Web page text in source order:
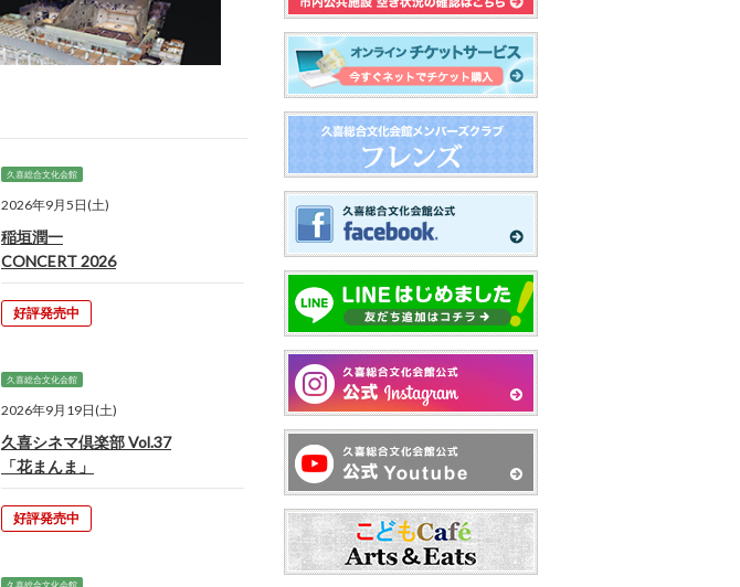
久喜総合文化会館
2026年9月5日(土)
稲垣潤一
CONCERT 2026
好評発売中
久喜総合文化会館
2026年9月19日(土)
久喜シネマ倶楽部 Vol.37
「花まんま」
好評発売中
久喜総合文化会館
2026/4/1 総合案内 菖蒲文化会館
【久喜市菖蒲文化会館】2026年度
休館日・施設抽選のお知らせ
2026/4/1 総合案内 栗橋文化会館
【久喜市栗橋文化会館】2026年度
休館日・施設抽選のお知らせ
2026/1/31
【栗橋文化会館】 諸室での投影や
音楽等の音出しの件
総合案内
久喜総合文化会館
菖蒲文化会館
栗橋文化会館
【久喜市３文化会館】手ぶらで会
議セットのご案内
2022/9/15 総合案内 久喜総合文化会館
久喜総合文化会館 館内３Dビュ
ー掲載のご案内
2022/9/1 総合案内
久喜総合文化会館
菖蒲文化会館
栗橋文化会館
ホームページの多言語対応につい
て
2022/3/1 総合案内 栗橋文化会館